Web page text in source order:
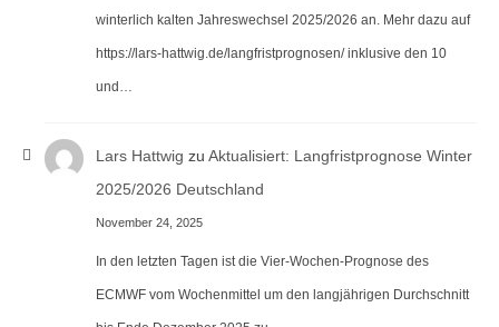
winterlich kalten Jahreswechsel 2025/2026 an. Mehr dazu auf
https://lars-hattwig.de/langfristprognosen/ inklusive den 10
und…
Lars Hattwig zu Aktualisiert: Langfristprognose Winter
2025/2026 Deutschland
November 24, 2025
In den letzten Tagen ist die Vier-Wochen-Prognose des
ECMWF vom Wochenmittel um den langjährigen Durchschnitt